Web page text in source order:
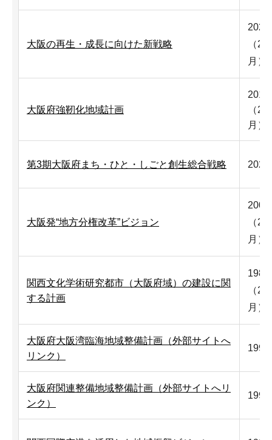
大阪の再生・成長に向けた新戦略
2020
（
月）
大阪府強靭化地域計画
2016
（
月）
第3期大阪府まち・ひと・しごと創生総合戦略 2025
大阪発“地方分権改革”ビジョン
2009
（
月）
関西文化学術研究都市（大阪府域）の建設に関
する計画
1988
（
月）
大阪府大阪湾臨海地域整備計画（外部サイトへ
リンク）
1996
大阪府関連整備地域整備計画（外部サイトへリ
ンク）
1998